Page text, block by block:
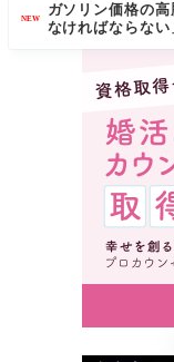
NEW
ガソリン価格の
なければならない